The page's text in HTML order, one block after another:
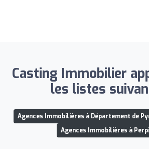
Casting Immobilier
les listes
Agences Immobilières à Département de
Agences Immobilières à